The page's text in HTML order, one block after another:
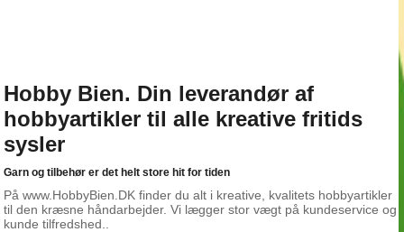
Hobby Bien. Din leverandør af
hobbyartikler til alle kreative fritids
sysler
Garn og tilbehør er det helt store hit for tiden
På www.HobbyBien.DK finder du alt i kreative, kvalitets hobbyartikler
til den kræsne håndarbejder. Vi lægger stor vægt på kundeservice og
kunde tilfredshed..